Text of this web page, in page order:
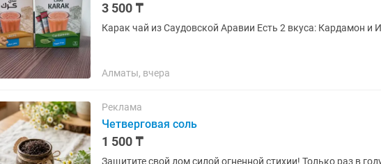
3 500 ₸
Алматы, вчера
Реклама
Четверговая соль
1 500 ₸
Защитите свой дом силой огненной стихии! Только раз в году, в Великий Четверг, создается